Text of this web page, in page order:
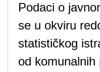
Podaci o
se u okviru
statističkog
od